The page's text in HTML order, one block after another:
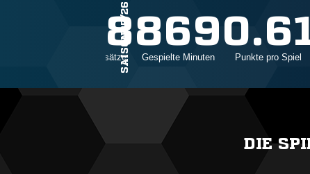
SAISON25/26
18
Einsätze
869
Gespielte Minuten Punkte pro Spiel
DIE